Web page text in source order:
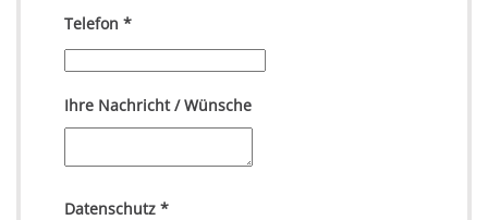
Telefon *
Ihre Nachricht / Wünsche
Datenschutz *